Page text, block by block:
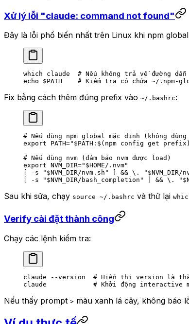
Xử lý lỗi "claude: command not found"
Đây là lỗi phổ biến nhất trên Linux khi npm
which claude
# Nếu không trả về đường dẫn
echo $PATH # Kiểm tra có chứa ~/.npm-
Fix bằng cách thêm đúng prefix vào ~/.bashrc:
# Nếu dùng npm global mặc định (không dùng
export PATH=" $PATH :$( npm config get
# Nếu dùng nvm (đảm bảo nvm được load)
export NVM_DIR=" $HOME/.nvm"
-s " $NVM_DIR/nvm.sh" ] && \. " $NVM_DIR/
-s " $NVM_DIR/bash_completion" ] && \. "
Sau khi sửa, chạy source ~/.bashrc và thử lại
Verify cài đặt thành công
Chạy các lệnh kiểm tra:
claude --version
# Hiển thị version là
claude
# Khởi động interactive
Nếu thấy prompt > màu xanh lá cây, không báo